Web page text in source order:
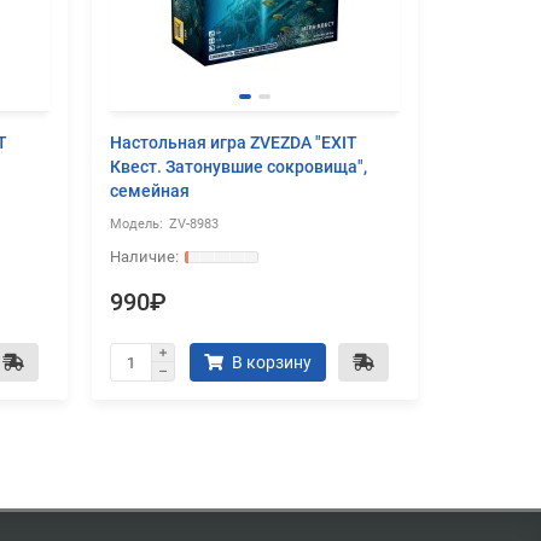
Настольная игра ZVEZDA "EXIT
Квест. Затонувшие сокровища",
семейная
ZV-8983
990₽
В корзину